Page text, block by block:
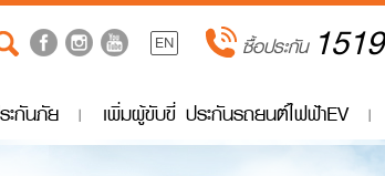
EN ซื้อประกัน 1519
กันภัย เพิ่มผู้ขับขี่ ประกันรถยนต์ไฟฟ้าEV